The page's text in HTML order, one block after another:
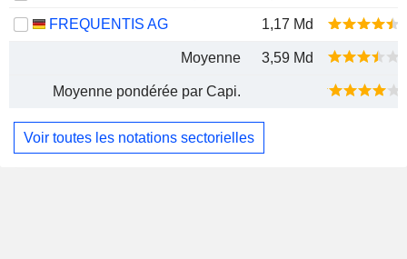
FREQUENTIS AG
1,17 Md
Moyenne 3,59 Md
Moyenne pondérée par Capi.
Voir toutes les notations sectorielles